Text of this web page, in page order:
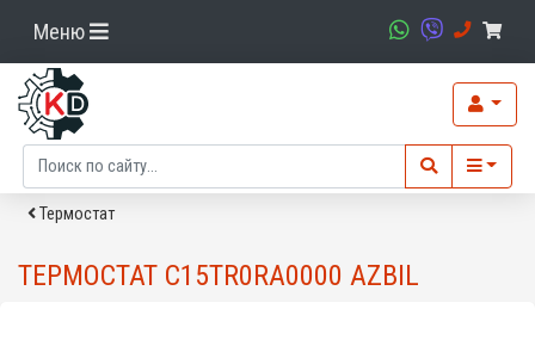
Меню
Термостат
ТЕРМОСТАТ C15TR0RA0000 AZBIL